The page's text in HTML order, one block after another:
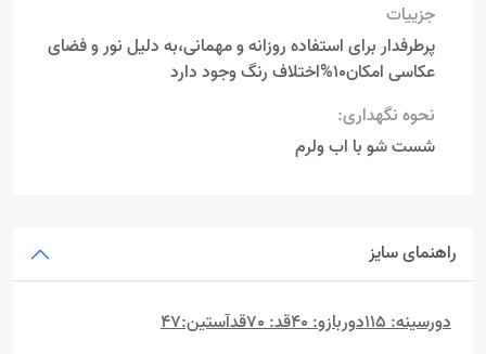
جزییات
پرطرفدار برای استفاده روزانه و مهمانی،به دلیل نور و فضای
عکاسی امکان10%اختلاف رنگ وجود دارد
نحوه نگهداری:
شست شو با اب ولرم
راهنمای سایز
دورسینه: 115دوربازو: 40قد: 70قدآستین:47